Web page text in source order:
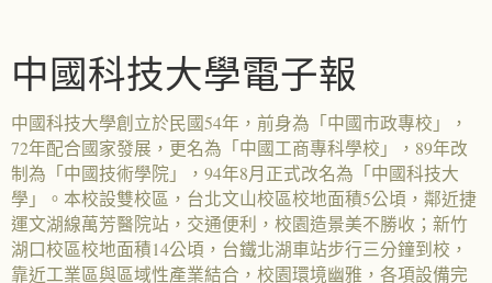
中國科技大學電子報
中國科技大學創立於民國54年，前身為「中國市政專校」，
72年配合國家發展，更名為「中國工商專科學校」，89年改
制為「中國技術學院」，94年8月正式改名為「中國科技大
學」。本校設雙校區，台北文山校區校地面積5公頃，鄰近捷
運文湖線萬芳醫院站，交通便利，校園造景美不勝收；新竹
湖口校區校地面積14公頃，台鐵北湖車站步行三分鐘到校，
靠近工業區與區域性產業結合，校園環境幽雅，各項設備完